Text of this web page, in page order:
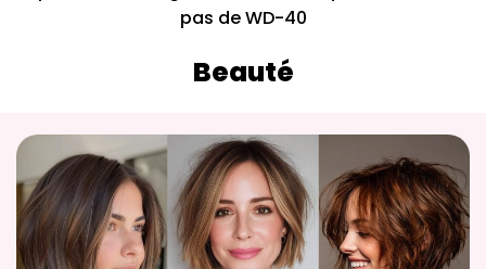
pas de WD-40
Beauté